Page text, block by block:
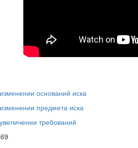
оснований иска
предмета иска
требований